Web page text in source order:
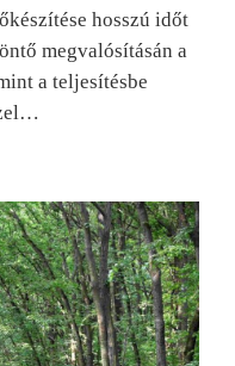
hosszú időt
megvalósításán a
a teljesítésbe